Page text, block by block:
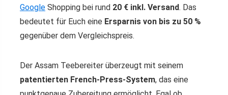
Google Shopping bei rund 20 € inkl. Versand. Das
bedeutet für Euch eine Ersparnis von bis zu 50 %
gegenüber dem Vergleichspreis.
Der Assam Teebereiter überzeugt mit seinem
patentierten French-Press-System, das eine